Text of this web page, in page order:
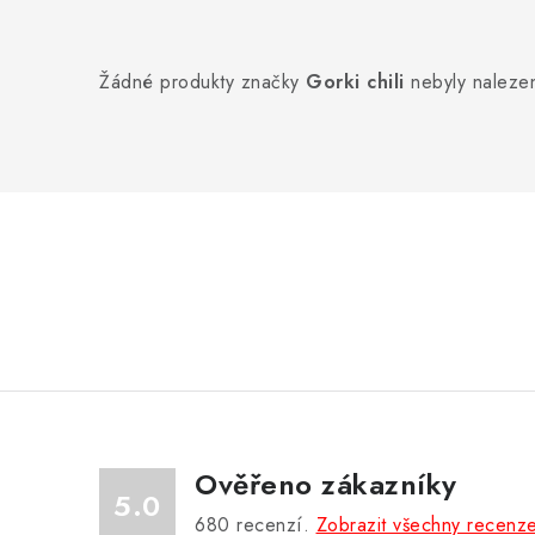
Žádné produkty značky Gorki chili nebyly
t
a5.0
Ověřeno zákazníky
680 recenzí. Zobrazit všechny recenze